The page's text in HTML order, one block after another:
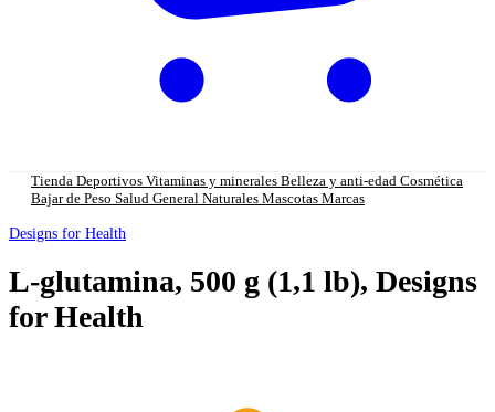
Tienda Deportivos Vitaminas y minerales Belleza y anti-edad Cosmética
Bajar de Peso Salud General Naturales Mascotas Marcas
Designs for Health
L-glutamina, 500 g (1,1 lb), Designs
for Health